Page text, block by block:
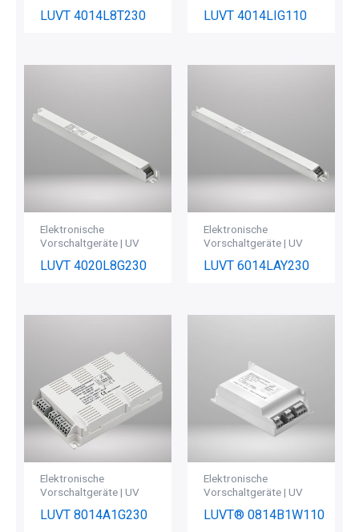
LUVT 4014L8T230 LUVT 4014LIG110
Elektronische
Vorschaltgeräte | UV
LUVT 4020L8G230
Elektronische
Vorschaltgeräte | UV
LUVT 6014LAY230
Elektronische
Vorschaltgeräte | UV
LUVT 8014A1G230
Elektronische
Vorschaltgeräte | UV
LUVT® 0814B1W110